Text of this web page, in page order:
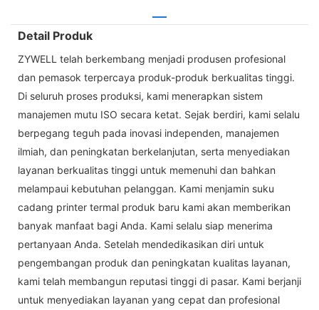
Detail Produk
ZYWELL telah berkembang menjadi produsen profesional
dan pemasok terpercaya produk-produk berkualitas tinggi.
Di seluruh proses produksi, kami menerapkan sistem
manajemen mutu ISO secara ketat. Sejak berdiri, kami selalu
berpegang teguh pada inovasi independen, manajemen
ilmiah, dan peningkatan berkelanjutan, serta menyediakan
layanan berkualitas tinggi untuk memenuhi dan bahkan
melampaui kebutuhan pelanggan. Kami menjamin suku
cadang printer termal produk baru kami akan memberikan
banyak manfaat bagi Anda. Kami selalu siap menerima
pertanyaan Anda. Setelah mendedikasikan diri untuk
pengembangan produk dan peningkatan kualitas layanan,
kami telah membangun reputasi tinggi di pasar. Kami berjanji
untuk menyediakan layanan yang cepat dan profesional